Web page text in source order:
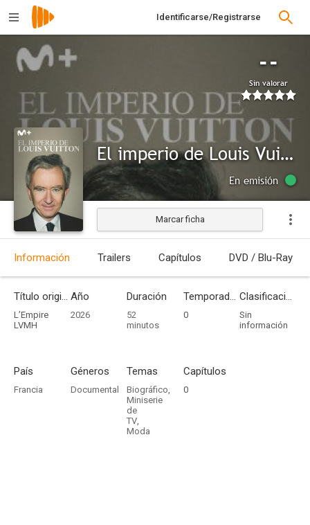
Identificarse/Registrarse
--
Sin valorar
El imperio de Louis Vuitton
En emisión
Marcar ficha
Información Trailers Capítulos DVD / Blu-Ray
Título original
L’Empire
LVMH
Año
2026
Duración
52
minutos
Temporadas
0
Clasificación por edades
Sin
información
País
Francia
Géneros
Documental
Temas
Biográfico,
Miniserie
de
TV,
Moda
Capítulos
0